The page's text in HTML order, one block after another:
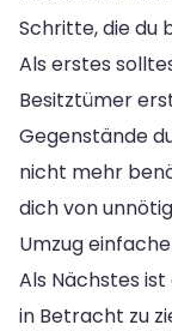
Schritte, die du
Als erstes
Besitztümer
Gegenstände
nicht mehr
dich von
Umzug
Als Nächstes
in Betracht zu